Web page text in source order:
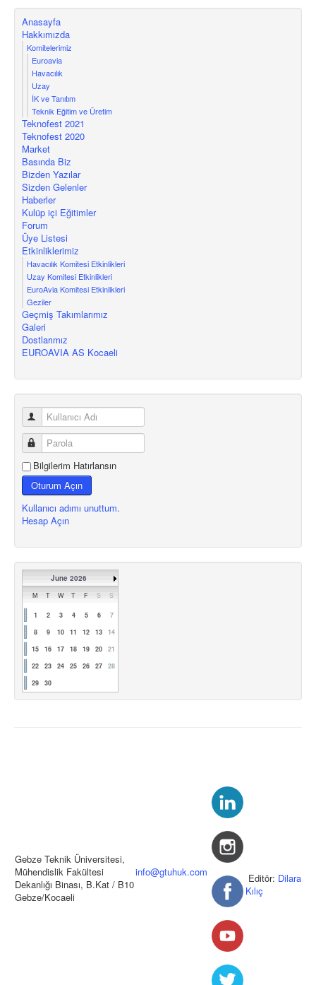
Anasayfa
Hakkımızda
Komitelerimiz
Euroavia
Havacılık
Uzay
İK ve Tanıtım
Teknik Eğitim ve Üretim
Teknofest 2021
Teknofest 2020
Market
Basında Biz
Bizden Yazılar
Sizden Gelenler
Haberler
Kulüp içi Eğitimler
Forum
Üye Listesi
Etkinliklerimiz
Havacılık Komitesi Etkinlikleri
Uzay Komitesi Etkinlikleri
EuroAvia Komitesi Etkinlikleri
Geziler
Geçmiş Takımlarımız
Galeri
Dostlarımız
EUROAVIA AS Kocaeli
Bilgilerim Hatırlansın
Oturum Açın
Kullanıcı adımı unuttum.
Hesap Açın
June 2026
M T W T F S S
1 2 3 4 5 6
7
8
9 10 11 12 13
14
15
16 17 18 19 20
21
22
23 24 25 26 27
28
29
30
Gebze Teknik Üniversitesi,
Mühendislik Fakültesi
Dekanlığı Binası, B.Kat / B10
Gebze/Kocaeli
info@gtuhuk.com Editör: Dilara
Kılıç